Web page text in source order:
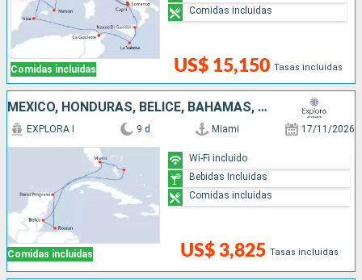
Comidas incluidas US$ 15,150 Tasas incluidas
Comidas incluidas
MÉXICO, HONDURAS, BELICE, BAHAMAS, ESTADOS UNIDOS
Comidas incluidas
EXPLORA I 9 d Miami 17/11/2026
US$ 3,825 Tasas incluidas
Wi-Fi incluido
Bebidas Incluidas
Comidas incluidas